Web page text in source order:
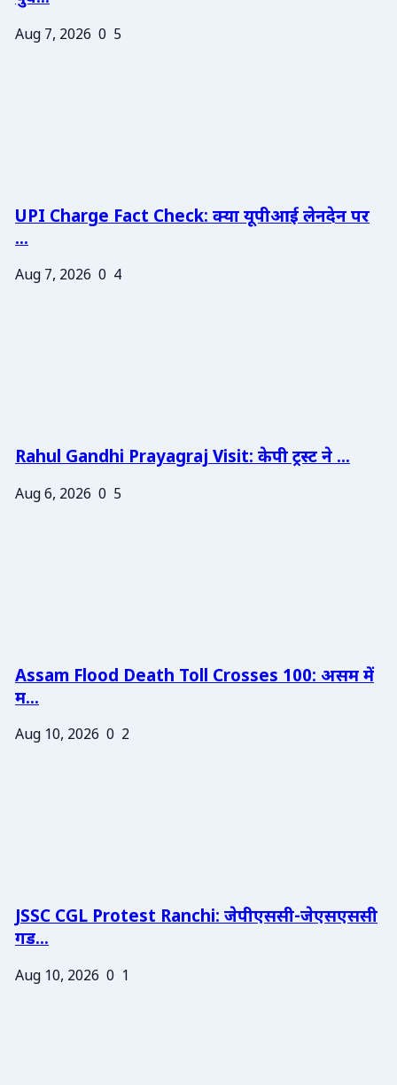
Aug 7, 2026 0 5
UPI Charge Fact Check: क्या यूपीआई लेनदेन पर
...
Aug 7, 2026 0 4
Rahul Gandhi Prayagraj Visit: केपी ट्रस्ट ने ...
Aug 6, 2026 0 5
Assam Flood Death Toll Crosses 100: असम में
म...
Aug 10, 2026 0 2
JSSC CGL Protest Ranchi: जेपीएससी-जेएसएससी
गड...
Aug 10, 2026 0 1